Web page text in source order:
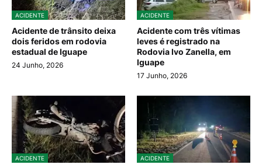
ACIDENTE
Acidente de trânsito deixa
dois feridos em rodovia
estadual de Iguape
24 Junho, 2026
ACIDENTE
Acidente com três vítimas
leves é registrado na
Rodovia Ivo Zanella, em
Iguape
17 Junho, 2026
ACIDENTE ACIDENTE